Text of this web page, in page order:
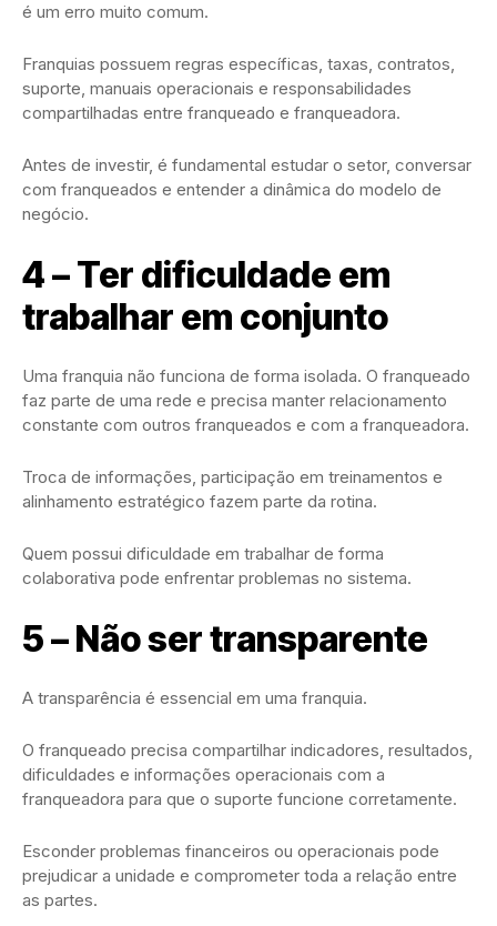
é um erro muito comum.
Franquias possuem regras específicas, taxas, contratos,
suporte, manuais operacionais e responsabilidades
compartilhadas entre franqueado e franqueadora.
Antes de investir, é fundamental estudar o setor, conversar
com franqueados e entender a dinâmica do modelo de
negócio.
4 – Ter dificuldade em
trabalhar em conjunto
Uma franquia não funciona de forma isolada. O franqueado
faz parte de uma rede e precisa manter relacionamento
constante com outros franqueados e com a franqueadora.
Troca de informações, participação em treinamentos e
alinhamento estratégico fazem parte da rotina.
Quem possui dificuldade em trabalhar de forma
colaborativa pode enfrentar problemas no sistema.
5 – Não ser transparente
A transparência é essencial em uma franquia.
O franqueado precisa compartilhar indicadores, resultados,
dificuldades e informações operacionais com a
franqueadora para que o suporte funcione corretamente.
Esconder problemas financeiros ou operacionais pode
prejudicar a unidade e comprometer toda a relação entre
as partes.